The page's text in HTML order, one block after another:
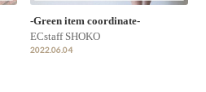
-Green item coordinate-
ECstaff SHOKO
2022.06.04